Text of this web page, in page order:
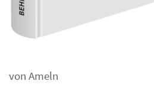
von Ameln